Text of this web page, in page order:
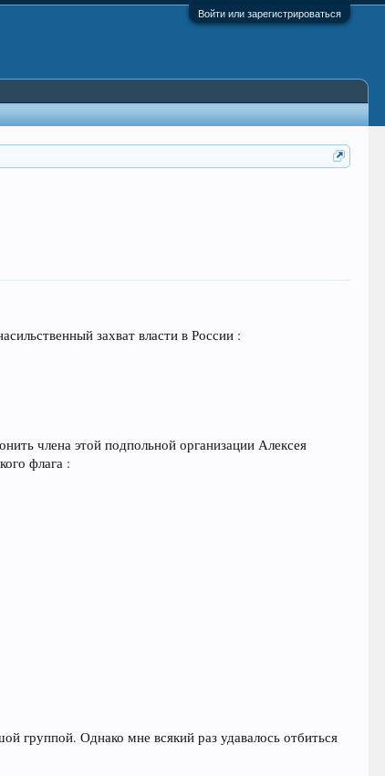
Войти или зарегистрироваться
захват власти в России :
члена этой подпольной организации Алексея
флага :
группой. Однако мне всякий раз удавалось отбиться